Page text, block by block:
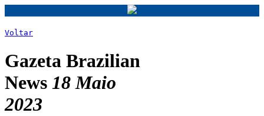
Voltar
Gazeta Brazilian
News 18 Maio
2023